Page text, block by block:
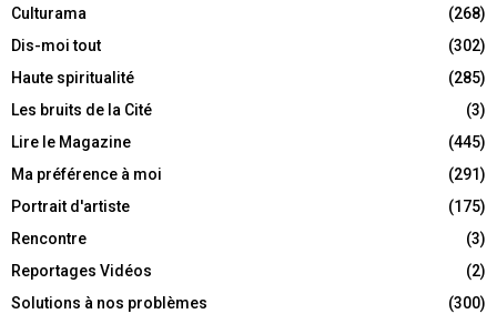
Culturama
(268)
Dis-moi tout
(302)
Haute spiritualité
(285)
Les bruits de la Cité
(3)
Lire le Magazine
(445)
Ma préférence à moi
(291)
Portrait d'artiste
(175)
Rencontre
(3)
Reportages Vidéos
(2)
Solutions à nos problèmes
(300)